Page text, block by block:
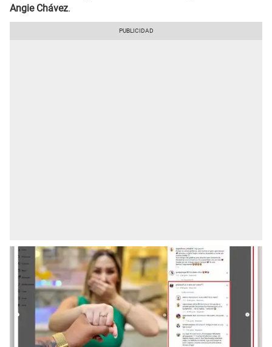
Angie Chávez.